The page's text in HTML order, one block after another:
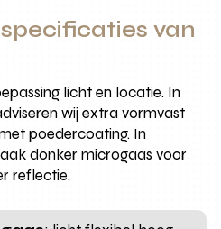
van
licht en locatie. In
wij extra vormvast
poedercoating. In
donker microgaas voor
reflectie.